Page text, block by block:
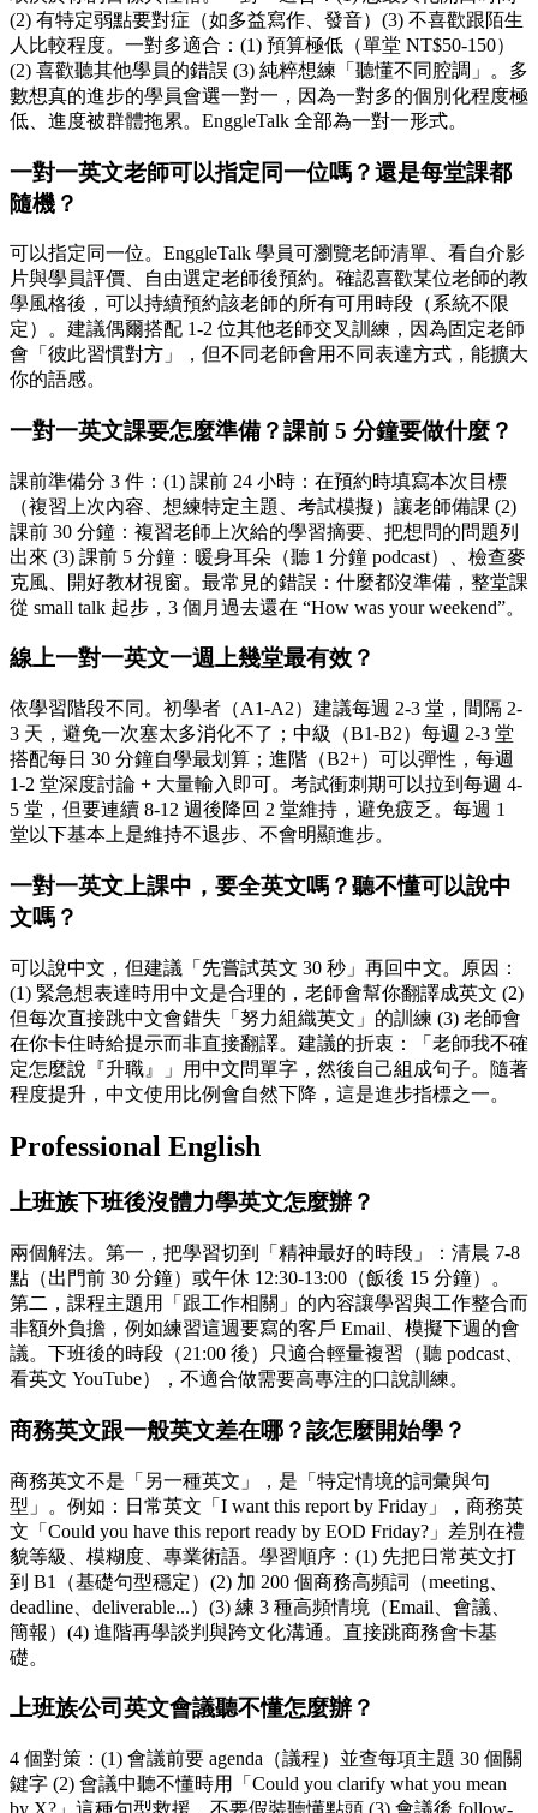
(2) 有特定弱點要對症（如多益寫作、發音）(3) 不喜歡跟陌生
人比較程度。一對多適合：(1) 預算極低（單堂 NT$50-150）
(2) 喜歡聽其他學員的錯誤 (3) 純粹想練「聽懂不同腔調」。多
數想真的進步的學員會選一對一，因為一對多的個別化程度極
低、進度被群體拖累。EnggleTalk 全部為一對一形式。
一對一英文老師可以指定同一位嗎？還是每堂課都
隨機？
可以指定同一位。EnggleTalk 學員可瀏覽老師清單、看自介影
片與學員評價、自由選定老師後預約。確認喜歡某位老師的教
學風格後，可以持續預約該老師的所有可用時段（系統不限
定）。建議偶爾搭配 1-2 位其他老師交叉訓練，因為固定老師
會「彼此習慣對方」，但不同老師會用不同表達方式，能擴大
你的語感。
一對一英文課要怎麼準備？課前 5 分鐘要做什麼？
課前準備分 3 件：(1) 課前 24 小時：在預約時填寫本次目標
（複習上次內容、想練特定主題、考試模擬）讓老師備課 (2)
課前 30 分鐘：複習老師上次給的學習摘要、把想問的問題列
出來 (3) 課前 5 分鐘：暖身耳朵（聽 1 分鐘 podcast）、檢查麥
克風、開好教材視窗。最常見的錯誤：什麼都沒準備，整堂課
從 small talk 起步，3 個月過去還在 “How was your weekend”。
線上一對一英文一週上幾堂最有效？
依學習階段不同。初學者（A1-A2）建議每週 2-3 堂，間隔 2-
3 天，避免一次塞太多消化不了；中級（B1-B2）每週 2-3 堂
搭配每日 30 分鐘自學最划算；進階（B2+）可以彈性，每週
1-2 堂深度討論 + 大量輸入即可。考試衝刺期可以拉到每週 4-
5 堂，但要連續 8-12 週後降回 2 堂維持，避免疲乏。每週 1
堂以下基本上是維持不退步、不會明顯進步。
一對一英文上課中，要全英文嗎？聽不懂可以說中
文嗎？
可以說中文，但建議「先嘗試英文 30 秒」再回中文。原因：
(1) 緊急想表達時用中文是合理的，老師會幫你翻譯成英文 (2)
但每次直接跳中文會錯失「努力組織英文」的訓練 (3) 老師會
在你卡住時給提示而非直接翻譯。建議的折衷：「老師我不確
定怎麼說『升職』」用中文問單字，然後自己組成句子。隨著
程度提升，中文使用比例會自然下降，這是進步指標之一。
Professional English
上班族下班後沒體力學英文怎麼辦？
兩個解法。第一，把學習切到「精神最好的時段」：清晨 7-8
點（出門前 30 分鐘）或午休 12:30-13:00（飯後 15 分鐘）。
第二，課程主題用「跟工作相關」的內容讓學習與工作整合而
非額外負擔，例如練習這週要寫的客戶 Email、模擬下週的會
議。下班後的時段（21:00 後）只適合輕量複習（聽 podcast、
看英文 YouTube），不適合做需要高專注的口說訓練。
商務英文跟一般英文差在哪？該怎麼開始學？
商務英文不是「另一種英文」，是「特定情境的詞彙與句
型」。例如：日常英文「I want this report by Friday」，商務英
文「Could you have this report ready by EOD Friday?」差別在禮
貌等級、模糊度、專業術語。學習順序：(1) 先把日常英文打
到 B1（基礎句型穩定）(2) 加 200 個商務高頻詞（meeting、
deadline、deliverable...）(3) 練 3 種高頻情境（Email、會議、
簡報）(4) 進階再學談判與跨文化溝通。直接跳商務會卡基
礎。
上班族公司英文會議聽不懂怎麼辦？
4 個對策：(1) 會議前要 agenda（議程）並查每項主題 30 個關
鍵字 (2) 會議中聽不懂時用「Could you clarify what you mean
by X?」這種句型救援，不要假裝聽懂點頭 (3) 會議後 follow-